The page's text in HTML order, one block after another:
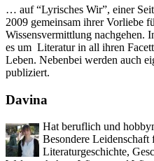
… auf “Lyrisches Wir”, einer
2009 gemeinsam ihrer Vorliebe
Wissensvermittlung nachgehen.
es um Literatur in all ihren
Leben. Nebenbei werden auch
publiziert.
Davina
Hat beruflich und
Besondere Leidenschaft
Literaturgeschichte,